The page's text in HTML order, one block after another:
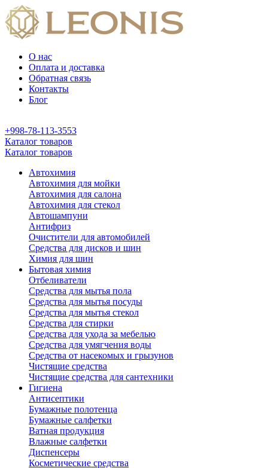
О нас
Оплата и доставка
Обратная связь
Контакты
Блог
+998-78-113-3553
Каталог товаров
Каталог товаров
Автохимия
Автохимия для мойки
Автохимия для салона
Автохимия для стекол
Автошампуни
Антифриз
Очистители для автомобилей
Средства для дисков и шин
Химия для шин
Бытовая химия
Отбеливатели
Средства для мытья пола
Средства для мытья посуды
Средства для мытья стекол
Средства для стирки
Средства для ухода за мебелью
Средства для умягчения воды
Средства от насекомых и грызунов
Чистящие средства
Чистящие средства для сантехники
Гигиена
Антисептики
Бумажные полотенца
Бумажные салфетки
Ватная продукция
Влажные салфетки
Диспенсеры
Косметические средства